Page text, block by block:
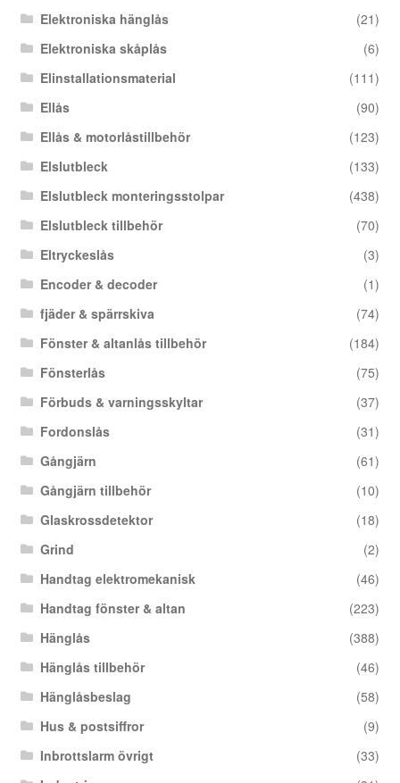
Elektroniska hänglås
(21)
Elektroniska skåplås
(6)
Elinstallationsmaterial
(111)
Ellås
(90)
Ellås & motorlåstillbehör
(123)
Elslutbleck
(133)
Elslutbleck monteringsstolpar
(438)
Elslutbleck tillbehör
(70)
Eltryckeslås
(3)
Encoder & decoder
(1)
fjäder & spärrskiva
(74)
Fönster & altanlås tillbehör
(184)
Fönsterlås
(75)
Förbuds & varningsskyltar
(37)
Fordonslås
(31)
Gångjärn
(61)
Gångjärn tillbehör
(10)
Glaskrossdetektor
(18)
Grind
(2)
Handtag elektromekanisk
(46)
Handtag fönster & altan
(223)
Hänglås
(388)
Hänglås tillbehör
(46)
Hänglåsbeslag
(58)
Hus & postsiffror
(9)
Inbrottslarm övrigt
(33)